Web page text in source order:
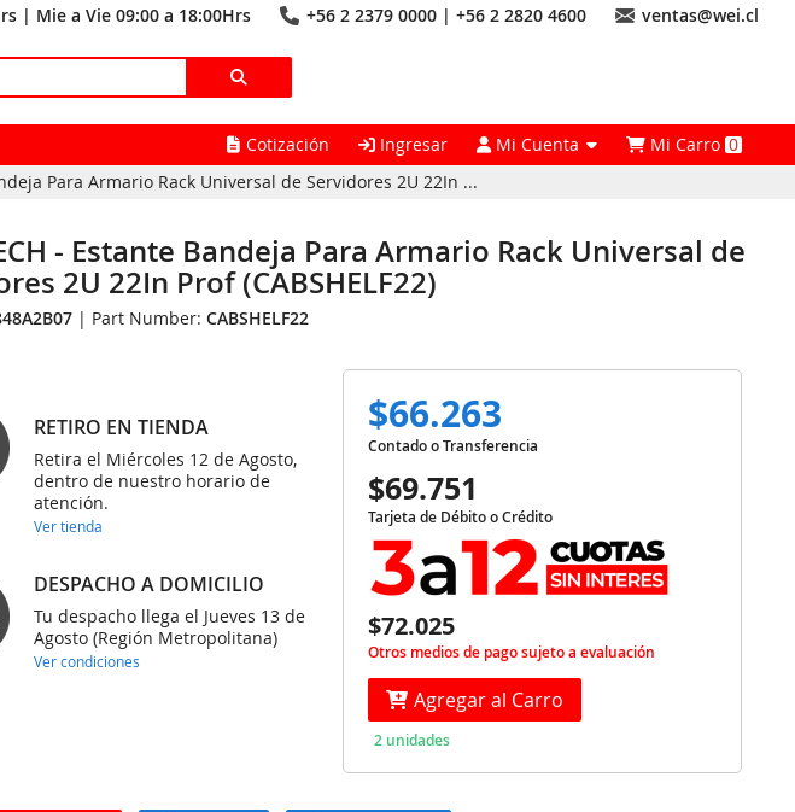
| Mie a Vie 09:00 a 18:00Hrs +56 2 2379 0000 | +56 2 2820 4600 ventas@wei.cl
Cotización Ingresar Mi Cuenta Mi Carro0
Para Armario Rack Universal de Servidores 2U 22In ...
- Estante Bandeja Para Armario Rack Universal de
2U 22In Prof (CABSHELF22)
| Part Number:CABSHELF22
RETIRO EN TIENDA
Retira el Miércoles 12 de Agosto,
dentro de nuestro horario de
atención.
Ver tienda
DESPACHO A DOMICILIO
Tu despacho llega el Jueves 13 de
Agosto (Región Metropolitana)
Ver condiciones
$66.263
Contado o Transferencia
$69.751
Tarjeta de Débito o Crédito
$72.025
Otros medios de pago sujeto a evaluación
Agregar al Carro
2 unidades